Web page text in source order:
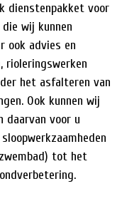
dienstenpakket voor
wij kunnen
ook advies en
rioleringswerken
het asfalteren van
Ook kunnen wij
daarvan voor u
tot het